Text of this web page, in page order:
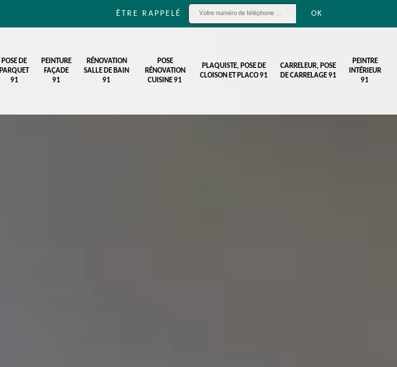
ÊTRE RAPPELÉ
POSE DE
PARQUET
91
PEINTURE
FAÇADE
91
RÉNOVATION
SALLE DE BAIN
91
POSE
RÉNOVATION
CUISINE 91
PLAQUISTE, POSE DE
CLOISON ET PLACO 91
CARRELEUR, POSE
DE CARRELAGE 91
PEINTRE
INTÉRIEUR
91